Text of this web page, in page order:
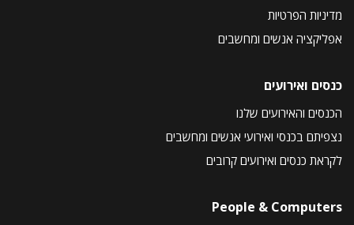
מדיניות הפרטיות
אפליקציה אנשים ומחשבים
כנסים ואירועים
הכנסים והאירועים שלנו
נצפיתם בכנסי ואירועי אנשים ומחשבים
לקראת כנסים ואירועים קרובים
People & Computers